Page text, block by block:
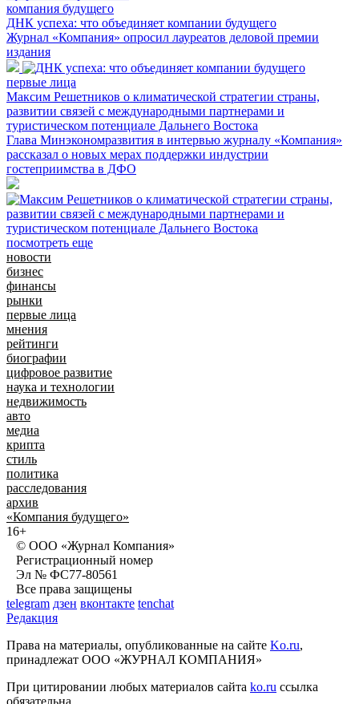
компания будущего
ДНК успеха: что объединяет компании будущего
Журнал «Компания» опросил лауреатов деловой премии
издания
первые лица
Максим Решетников о климатической стратегии страны,
развитии связей с международными партнерами и
туристическом потенциале Дальнего Востока
Глава Минэкономразвития в интервью журналу «Компания»
рассказал о новых мерах поддержки индустрии
гостеприимства в ДФО
посмотреть еще
новости
бизнес
финансы
рынки
первые лица
мнения
рейтинги
биографии
цифровое развитие
наука и технологии
недвижимость
авто
медиа
крипта
стиль
политика
расследования
архив
«Компания будущего»
16+
© ООО «Журнал Компания»
Регистрационный номер
Эл № ФС77-80561
Все права защищены
telegram дзен вконтакте tenchat
Редакция
Права на материалы, опубликованные на сайте Ko.ru,
принадлежат ООО «ЖУРНАЛ КОМПАНИЯ»
При цитировании любых материалов сайта ko.ru ссылка
обязательна